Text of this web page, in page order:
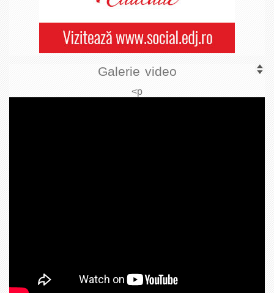
Galerie video
<p